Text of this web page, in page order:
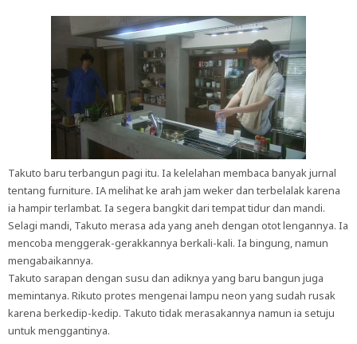
Takuto baru terbangun pagi itu. Ia kelelahan membaca banyak jurnal
tentang furniture. IA melihat ke arah jam weker dan terbelalak karena
ia hampir terlambat. Ia segera bangkit dari tempat tidur dan mandi.
Selagi mandi, Takuto merasa ada yang aneh dengan otot lengannya. Ia
mencoba menggerak-gerakkannya berkali-kali. Ia bingung, namun
mengabaikannya.
Takuto sarapan dengan susu dan adiknya yang baru bangun juga
memintanya. Rikuto protes mengenai lampu neon yang sudah rusak
karena berkedip-kedip. Takuto tidak merasakannya namun ia setuju
untuk menggantinya.